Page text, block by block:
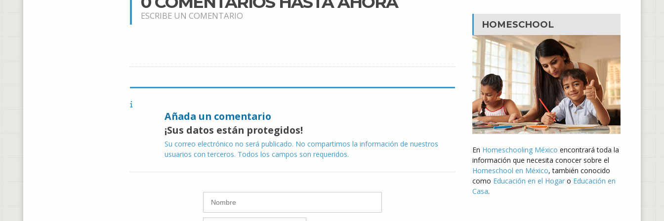
ESCRIBE UN COMENTARIO
Añada un comentario
¡Sus datos están protegidos!
Su correo electrónico no será publicado. No compartimos la información de nuestros
usuarios con terceros. Todos los campos son requeridos.
HOMESCHOOL
En Homeschooling México encontrará toda la
información que necesita conocer sobre el
Homeschool en México, también conocido
como Educación en el Hogar o Educación en
Casa.